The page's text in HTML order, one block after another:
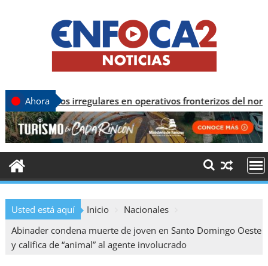
Ahora en operativos fronterizos del noroeste
Usted está aquí Inicio
Nacionales
Abinader condena muerte de joven en Santo Domingo Oeste
y califica de “animal” al agente involucrado